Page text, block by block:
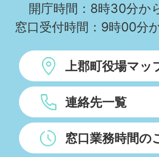
開庁時間：8時30分か
窓口受付時間：9時00分
上郡町役場マッ
連絡先一覧
窓口業務時間の